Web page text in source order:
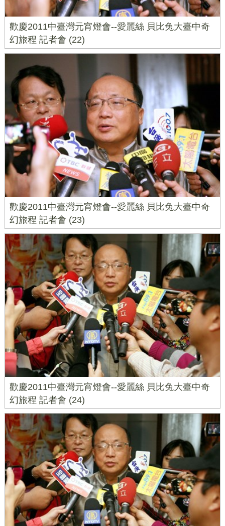
歡慶2011中臺灣元宵燈會--愛麗絲 貝比兔大臺中奇
幻旅程 記者會 (22)
歡慶2011中臺灣元宵燈會--愛麗絲 貝比兔大臺中奇
幻旅程 記者會 (23)
歡慶2011中臺灣元宵燈會--愛麗絲 貝比兔大臺中奇
幻旅程 記者會 (24)